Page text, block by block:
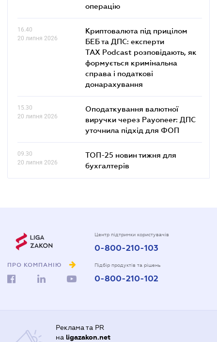
операцію
16.40
20 липня 2026
Криптовалюта під прицілом
БЕБ та ДПС: експерти
TAX Podcast розповідають, як
формується кримінальна
справа і податкові
донарахування
15.30
20 липня 2026
Оподаткування валютної
виручки через Payoneer: ДПС
уточнила підхід для ФОП
09.30
20 липня 2026
ТОП-25 новин тижня для
бухгалтерів
ПРО КОМПАНІЮ
Центр підтримки користувачів
0-800-210-103
Підбір продуктів та рішень
0-800-210-102
Реклама та PR
на ligazakon.net